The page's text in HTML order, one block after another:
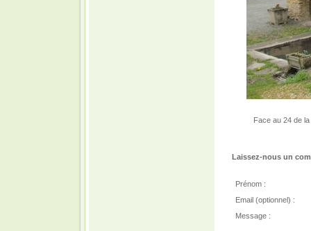
Face au 24 de
Laissez-nous un
Prénom :
Email (optionnel) :
Message :